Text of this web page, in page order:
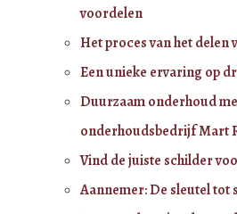
voordelen
Het proces van het delen
Een unieke ervaring op
Duurzaam onderhoud
onderhoudsbedrijf Mart
Vind de juiste schilder
Aannemer: De sleutel tot